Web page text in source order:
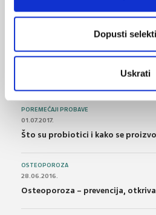
Dopusti
Uskrati
Bolna leđa - medicinske vježbe
14.07.2016.
Nesteroidni antireumatici i
POREMEĆAJI PROBAVE
01.07.2017.
Što su probiotici i kako se
OSTEOPOROZA
28.06.2016.
Osteoporoza – prevencija,